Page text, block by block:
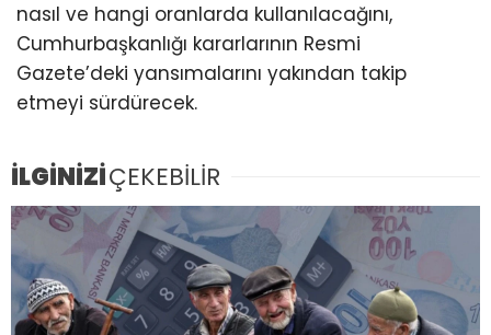
nasıl ve hangi oranlarda kullanılacağını,
Cumhurbaşkanlığı kararlarının Resmi
Gazete’deki yansımalarını yakından takip
etmeyi sürdürecek.
İLGİNİZİÇEKEBİLİR